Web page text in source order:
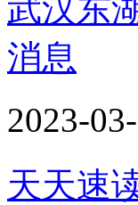
武汉东
消息
2023-
天天速